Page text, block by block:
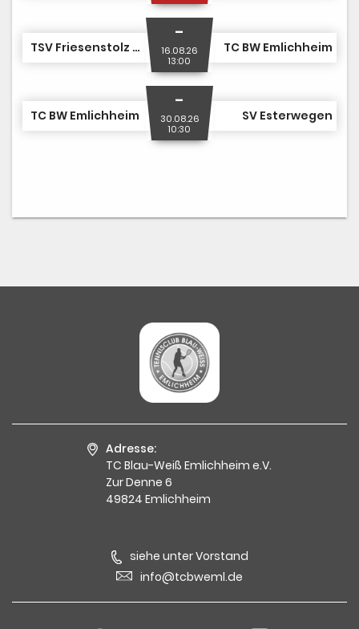
TSV Friesenstolz Riepe
-
16.08.26
13:00
TC BW Emlichheim
TC BW Emlichheim
-
30.08.26
10:30
SV Esterwegen
Adresse:
TC Blau-Weiß Emlichheim e.V.
Zur Denne 6
49824 Emlichheim
siehe unter Vorstand
info@tcbweml.de